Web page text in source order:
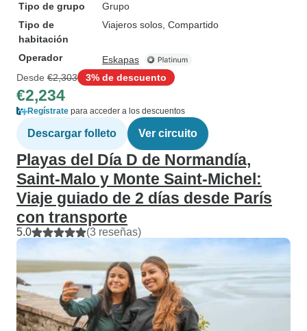
Tipo de grupo
Grupo
Tipo de
habitación
Viajeros solos, Compartido
Operador
Eskapas
Desde €2,303 3% de descuento
€2,234
Regístrate para acceder a los descuentos
Descargar folleto Ver circuito
Playas del Día D de Normandía,
Saint-Malo y Monte Saint-Michel:
Viaje guiado de 2 días desde París
con transporte
5.0 (3 reseñas)